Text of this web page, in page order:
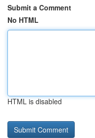
Submit a Comment
No HTML
HTML is disabled